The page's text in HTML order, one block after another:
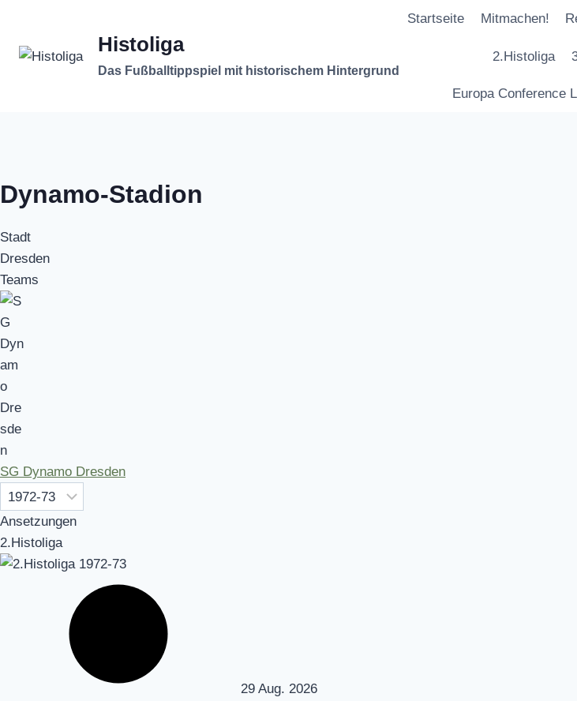
springen
Histoliga
Das Fußballtippspiel mit historischem Hintergrund
Startseite Mitmachen!
2.Histoliga
Europa Conference
Dynamo-Stadion
Stadt
Dresden
Teams
SG Dynamo Dresden
Ansetzungen
2.Histoliga
29 Aug. 2026